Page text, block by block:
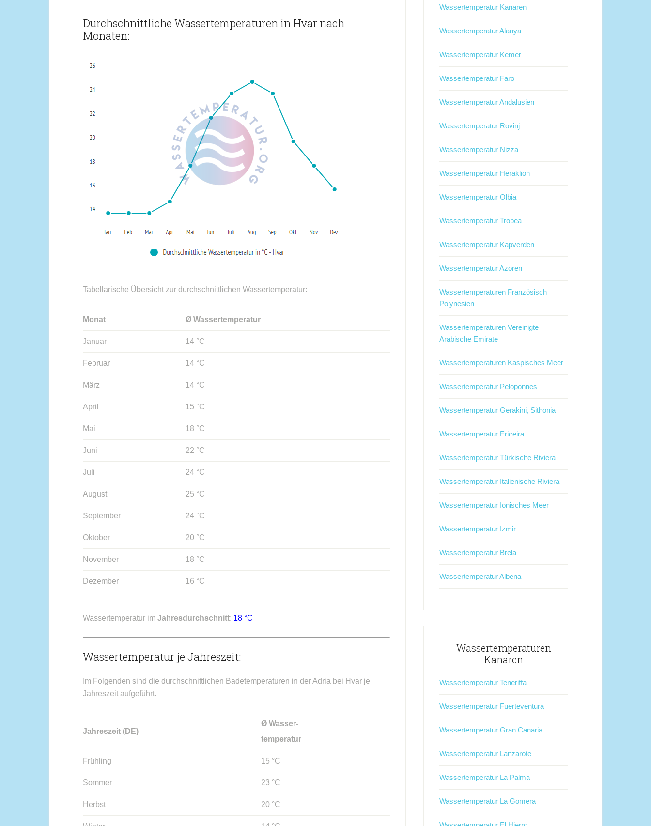
Durchschnittliche Wassertemperaturen in Hvar nach
Monaten:
Tabellarische Übersicht zur durchschnittlichen Wassertemperatur:
Monat Ø Wassertemperatur
Januar 14 °C
Februar 14 °C
März 14 °C
April 15 °C
Mai 18 °C
Juni 22 °C
Juli 24 °C
August 25 °C
September 24 °C
Oktober 20 °C
November 18 °C
Dezember 16 °C
Wassertemperatur im Jahresdurchschnitt: 18 °C
Wassertemperatur je Jahreszeit:
Im Folgenden sind die durchschnittlichen Badetemperaturen in der Adria bei Hvar je
Jahreszeit aufgeführt.
Jahreszeit (DE)
Ø Wasser-
temperatur
Frühling 15 °C
Sommer 23 °C
Herbst 20 °C
Wassertemperatur Kanaren
Wassertemperatur Alanya
Wassertemperatur Kemer
Wassertemperatur Faro
Wassertemperatur Andalusien
Wassertemperatur Rovinj
Wassertemperatur Nizza
Wassertemperatur Heraklion
Wassertemperatur Olbia
Wassertemperatur Tropea
Wassertemperatur Kapverden
Wassertemperatur Azoren
Wassertemperaturen Französisch
Polynesien
Wassertemperaturen Vereinigte
Arabische Emirate
Wassertemperaturen Kaspisches Meer
Wassertemperatur Peloponnes
Wassertemperatur Gerakini, Sithonia
Wassertemperatur Ericeira
Wassertemperatur Türkische Riviera
Wassertemperatur Italienische Riviera
Wassertemperatur Ionisches Meer
Wassertemperatur Izmir
Wassertemperatur Brela
Wassertemperatur Albena
Wassertemperaturen
Kanaren
Wassertemperatur Teneriffa
Wassertemperatur Fuerteventura
Wassertemperatur Gran Canaria
Wassertemperatur Lanzarote
Wassertemperatur La Palma
Wassertemperatur La Gomera